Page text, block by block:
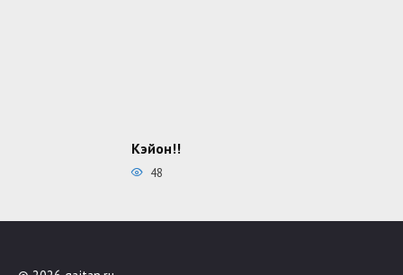
Кэйон!!
48